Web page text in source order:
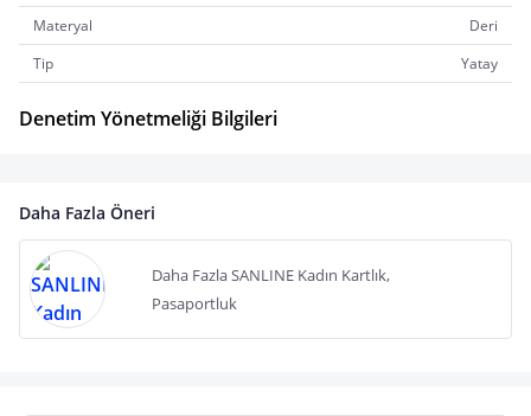
Materyal
Deri
Tip
Yatay
Denetim Yönetmeliği Bilgileri
Daha Fazla Öneri
Daha Fazla SANLINE Kadın Kartlık,
Pasaportluk